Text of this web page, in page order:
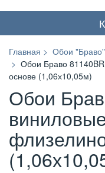
Главная Обои "Браво"
Обои Браво
основе (1,06х10,05м)
Обои